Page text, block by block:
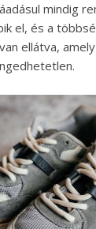
mindig
el, és a
ellátva,